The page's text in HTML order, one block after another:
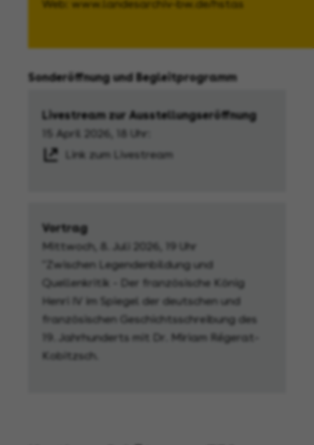
Web: www.landesarchiv-bw.de/hstas
Sonderöffnung und Begleitprogramm
Livestream zur Ausstellungseröffnung
15 April 2026, 18 Uhr:
Link zum Livestream
Vortrag
Mittwoch, 8. Juli 2026, 19 Uhr
"Zwischen Legendenbildung und
Quellenkritik - Der französische König
Henri IV im Spiegel der deutschen und
französischen Geschichtsschreibung des
19. Jahrhunderts mit Dr. Miriam Régerat-
Kobitzsch.